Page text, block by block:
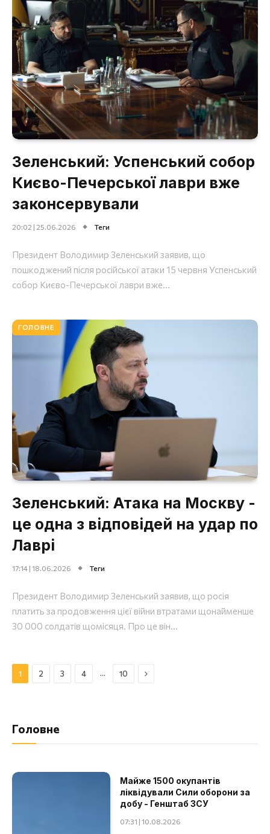
Зеленський: Успенський собор
Києво-Печерської лаври вже
законсервували
20:02 | 25.06.2026 Теги
Президент Володимир Зеленський заявив, що
пошкоджений після російської атаки 15 червня Успенський
собор Києво-Печерської лаври вже...
ГОЛОВНЕ
Зеленський: Атака на Москву -
це одна з відповідей на удар по
Лаврі
17:14 | 18.06.2026 Теги
Президент Володимир Зеленський заявив, що росія
платить за продовження цієї війни втратами щонайменше
30 000 солдатів щомісяця. Про це він...
1 2 3 4 … 10 Далі
Головне
Майже 1500 окупантів
ліквідували Сили оборони за
добу - Генштаб ЗСУ
07:31 | 10.08.2026